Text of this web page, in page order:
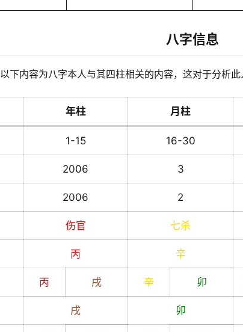
八字信息
以下内容为八字本人与其四柱相关的内容，这对于分析此
年柱 月柱
1-15 16-30
2006 3
2006 2
伤官 七杀
丙 辛
丙 戌 辛 卯
戌 卯